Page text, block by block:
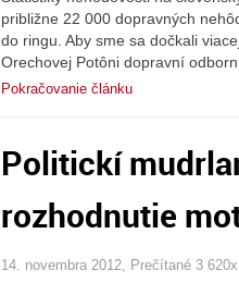
približne 22 000 dopravných
do ringu. Aby sme sa dočkali
Orechovej Potôni dopravní
Pokračovanie článku
Politickí
rozhodnutie
14. novembra 2012, Prečítané 3 620x,